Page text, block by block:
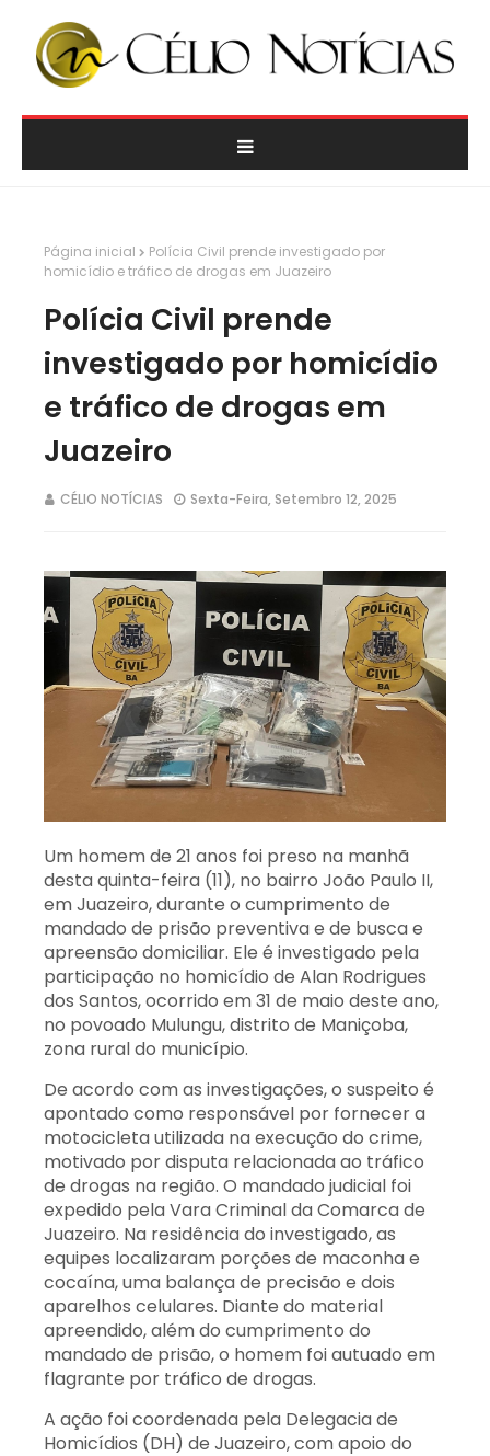
Página inicial
Polícia Civil prende investigado por
homicídio e tráfico de drogas em Juazeiro
Polícia Civil prende
investigado por homicídio
e tráfico de drogas em
Juazeiro
CÉLIO NOTÍCIAS Sexta-Feira, Setembro 12, 2025
Um homem de 21 anos foi preso na manhã
desta quinta-feira (11), no bairro João Paulo II,
em Juazeiro, durante o cumprimento de
mandado de prisão preventiva e de busca e
apreensão domiciliar. Ele é investigado pela
participação no homicídio de Alan Rodrigues
dos Santos, ocorrido em 31 de maio deste ano,
no povoado Mulungu, distrito de Maniçoba,
zona rural do município.
De acordo com as investigações, o suspeito é
apontado como responsável por fornecer a
motocicleta utilizada na execução do crime,
motivado por disputa relacionada ao tráfico
de drogas na região. O mandado judicial foi
expedido pela Vara Criminal da Comarca de
Juazeiro. Na residência do investigado, as
equipes localizaram porções de maconha e
cocaína, uma balança de precisão e dois
aparelhos celulares. Diante do material
apreendido, além do cumprimento do
mandado de prisão, o homem foi autuado em
flagrante por tráfico de drogas.
A ação foi coordenada pela Delegacia de
Homicídios (DH) de Juazeiro, com apoio do